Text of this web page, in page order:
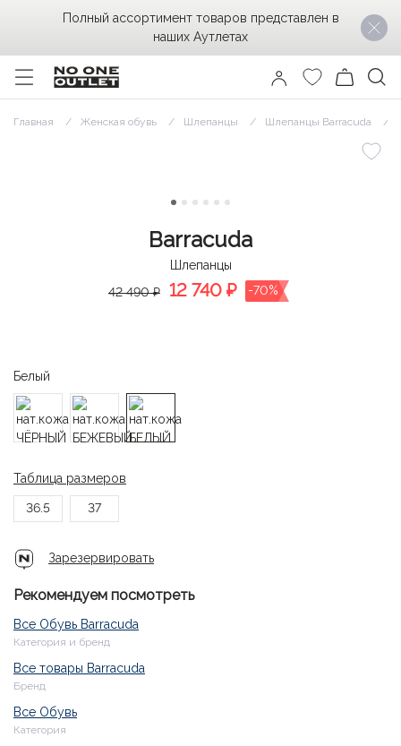
Главная Женская обувь Шлепанцы Шлепанцы Barracuda
Barracuda
Шлепанцы
42 490 ₽
12 740 ₽ -70%
Белый
Таблица размеров
36.5 37
Зарезервировать
Рекомендуем посмотреть
Все Обувь Barracuda
Категория и бренд
Все товары Barracuda
Бренд
Все Обувь
Категория
Полный ассортимент товаров представлен в
наших Аутлетах